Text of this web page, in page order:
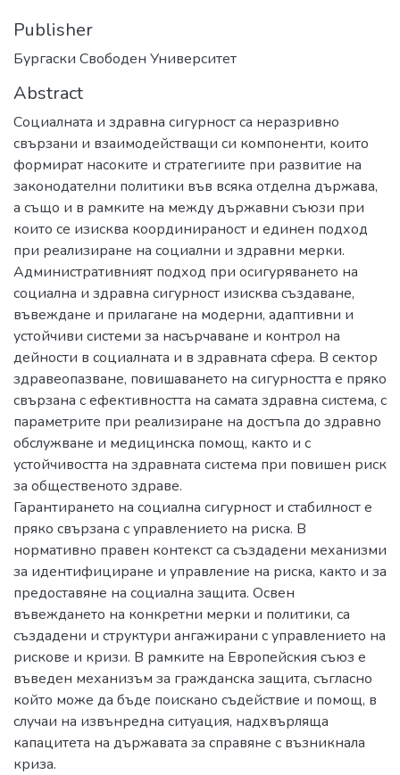
Publisher
Бургаски Свободен Университет
Abstract
Социалната и здравна сигурност са неразривно
свързани и взаимодействащи си компоненти, които
формират насоките и стратегиите при развитие на
законодателни политики във всяка отделна държава,
а също и в рамките на между държавни съюзи при
които се изисква координираност и единен подход
при реализиране на социални и здравни мерки.
Административният подход при осигуряването на
социална и здравна сигурност изисква създаване,
въвеждане и прилагане на модерни, адаптивни и
устойчиви системи за насърчаване и контрол на
дейности в социалната и в здравната сфера. В сектор
здравеопазване, повишаването на сигурността е пряко
свързана с ефективността на самата здравна система, с
параметрите при реализиране на достъпа до здравно
обслужване и медицинска помощ, както и с
устойчивостта на здравната система при повишен риск
за общественото здраве.
Гарантирането на социална сигурност и стабилност е
пряко свързана с управлението на риска. В
нормативно правен контекст са създадени механизми
за идентифициране и управление на риска, както и за
предоставяне на социална защита. Освен
въвеждането на конкретни мерки и политики, са
създадени и структури ангажирани с управлението на
рискове и кризи. В рамките на Европейския съюз е
въведен механизъм за гражданска защита, съгласно
който може да бъде поискано съдействие и помощ, в
случаи на извънредна ситуация, надхвърляща
капацитета на държавата за справяне с възникнала
криза.